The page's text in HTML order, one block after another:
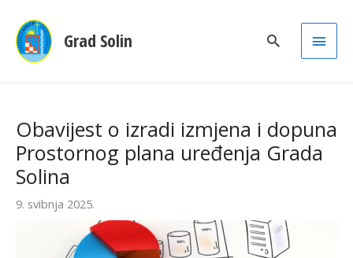
Grad Solin
Main
Obavijest o izradi izmjena i dopuna
Prostornog plana uređenja Grada
Solina
9. svibnja 2025.